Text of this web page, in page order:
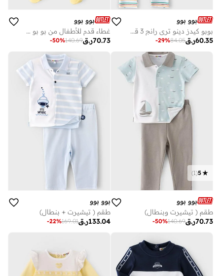
بوو بوو
بوبو كيدز دينو تري رانج 3 قطع ليغينغز
ر.ق60.35
84.05
-29%
بوو بوو
غطاء قدم للأطفال من بو بو قطن %
ر.ق70.73
140.69
-50%
5
(
1
)
بوو بوو
طقم ( تيشيرت وبنطال)
ر.ق70.73
140.69
-50%
بوو بوو
طقم ( تيشيرت + بنطال)
ر.ق133.04
169.01
-22%